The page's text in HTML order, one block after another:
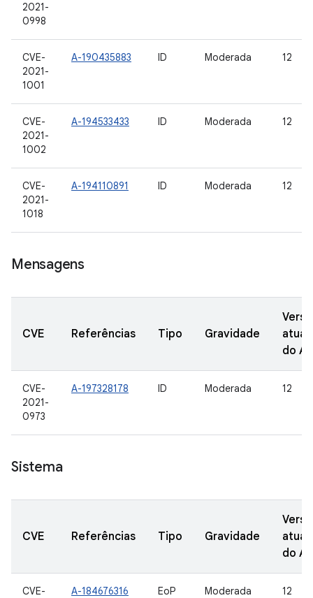
2021-
0998
CVE-
2021-
1001
A-190435883 ID Moderada 12
CVE-
2021-
1002
A-194533433 ID Moderada 12
CVE-
2021-
1018
A-194110891 ID Moderada 12
Mensagens
CVE Referências Tipo Gravidade
do
CVE-
2021-
0973
A-197328178 ID Moderada 12
Sistema
CVE Referências Tipo Gravidade
do
CVE-
A-184676316 EoP Moderada 12